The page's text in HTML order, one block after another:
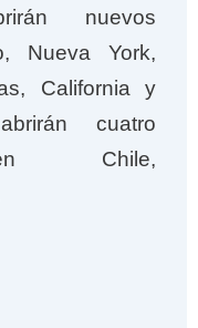
nuevos
Nueva York,
California y
cuatro
en Chile,